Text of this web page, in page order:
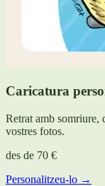
Caricatura
Retrat amb somriure,
vostres fotos.
des de 70 €
Personalitzeu-lo →